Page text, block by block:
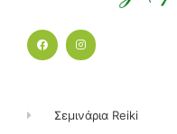
F
a
I
n
m
Σεμινάρια Reiki